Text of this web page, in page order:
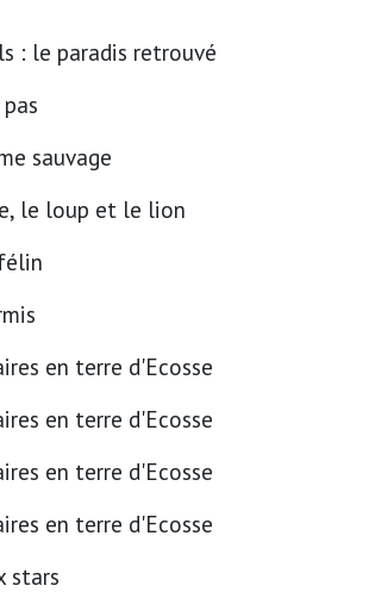
: le paradis retrouvé
sauvage
le loup et le lion
en terre d'Ecosse
en terre d'Ecosse
en terre d'Ecosse
en terre d'Ecosse
stars